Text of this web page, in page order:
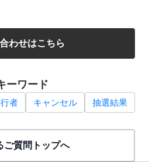
わせはこちら
ーワード
者 キャンセル 抽選結果
ご質問トップへ